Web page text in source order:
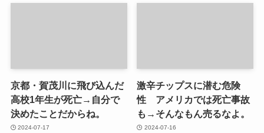
京都・賀茂川に飛び込んだ
高校1年生が死亡→自分で
決めたことだからね。
2024-07-17
激辛チップスに潜む危険
性 アメリカでは死亡事故
も→そんなもん売るなよ。
2024-07-16